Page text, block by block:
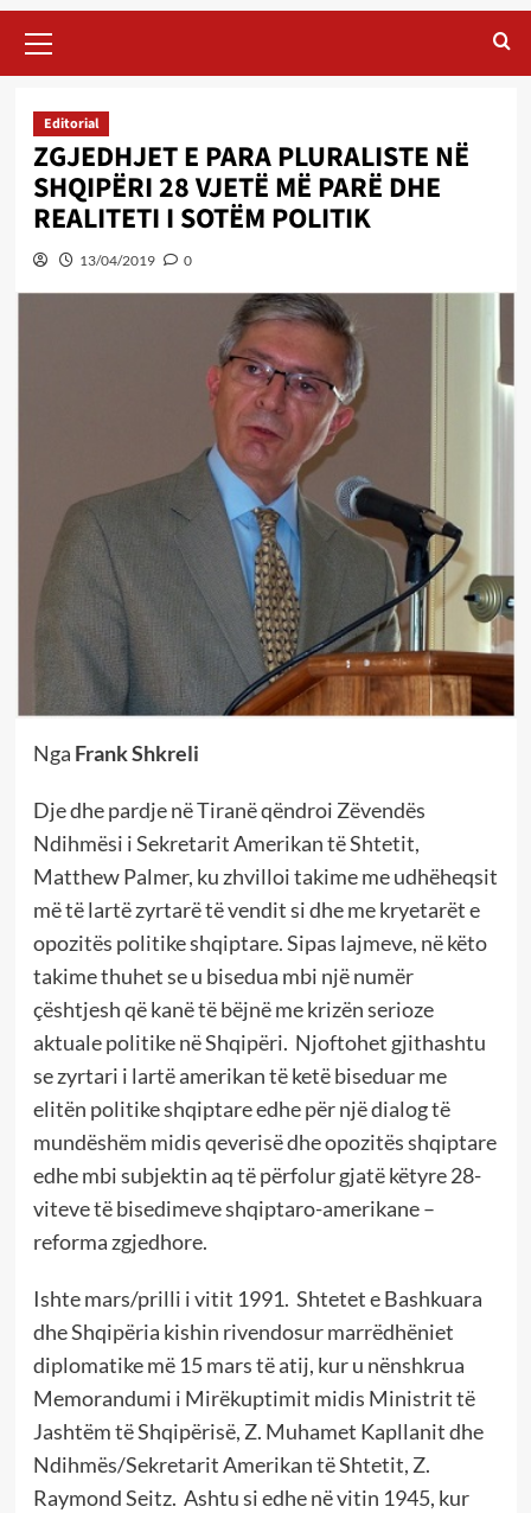
Menu
Editorial
ZGJEDHJET E PARA PLURALISTE NË
SHQIPËRI 28 VJETË MË PARË DHE
REALITETI I SOTËM POLITIK
13/04/2019 0
Nga Frank Shkreli
Dje dhe pardje në Tiranë qëndroi Zëvendës
Ndihmësi i Sekretarit Amerikan të Shtetit,
Matthew Palmer, ku zhvilloi takime me udhëheqsit
më të lartë zyrtarë të vendit si dhe me kryetarët e
opozitës politike shqiptare. Sipas lajmeve, në këto
takime thuhet se u bisedua mbi një numër
çështjesh që kanë të bëjnë me krizën serioze
aktuale politike në Shqipëri. Njoftohet gjithashtu
se zyrtari i lartë amerikan të ketë biseduar me
elitën politike shqiptare edhe për një dialog të
mundëshëm midis qeverisë dhe opozitës shqiptare
edhe mbi subjektin aq të përfolur gjatë këtyre 28-
viteve të bisedimeve shqiptaro-amerikane –
reforma zgjedhore.
Ishte mars/prilli i vitit 1991. Shtetet e Bashkuara
dhe Shqipëria kishin rivendosur marrëdhëniet
diplomatike më 15 mars të atij, kur u nënshkrua
Memorandumi i Mirëkuptimit midis Ministrit të
Jashtëm të Shqipërisë, Z. Muhamet Kapllanit dhe
Ndihmës/Sekretarit Amerikan të Shtetit, Z.
Raymond Seitz. Ashtu si edhe në vitin 1945, kur